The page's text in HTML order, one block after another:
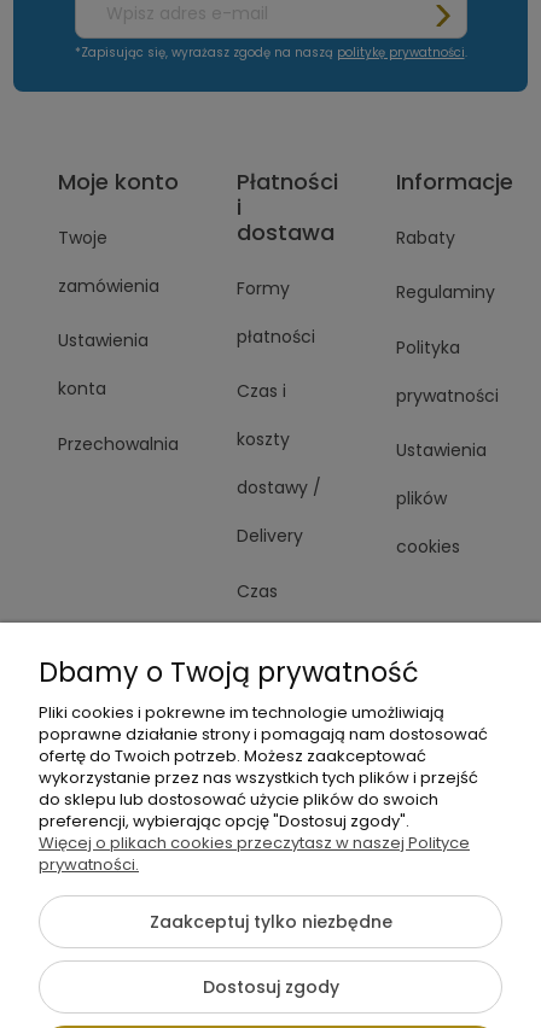
*Zapisując się, wyrażasz zgodę na naszą politykę prywatności.
Moje konto
Twoje
zamówienia
Ustawienia
konta
Przechowalnia
Płatności
i
dostawa
Formy
płatności
Czas i
koszty
dostawy /
Delivery
Czas
zamówienia
Informacje
Rabaty
Regulaminy
Polityka
prywatności
Ustawienia
plików
cookies
+48
141
363
Napisz
{literal}
Pokaż pełną wersję strony
Dbamy o Twoją prywatność
Pliki cookies i pokrewne im technologie umożliwiają
poprawne działanie strony i pomagają nam dostosować
ofertę do Twoich potrzeb. Możesz zaakceptować
wykorzystanie przez nas wszystkich tych plików i przejść
do sklepu lub dostosować użycie plików do swoich
preferencji, wybierając opcję "Dostosuj zgody".
Więcej o plikach cookies przeczytasz w naszej Polityce
prywatności.
Zaakceptuj tylko niezbędne
Dostosuj zgody